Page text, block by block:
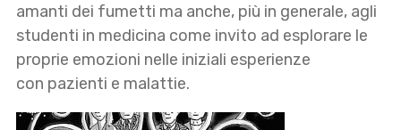
amanti dei fumetti ma anche, più in generale, agli
studenti in medicina come invito ad esplorare le
proprie emozioni nelle iniziali esperienze
con pazienti e malattie.